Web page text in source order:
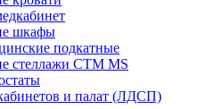
шкафы
подкатные
стеллажи CTM MS
и палат (ЛДСП)